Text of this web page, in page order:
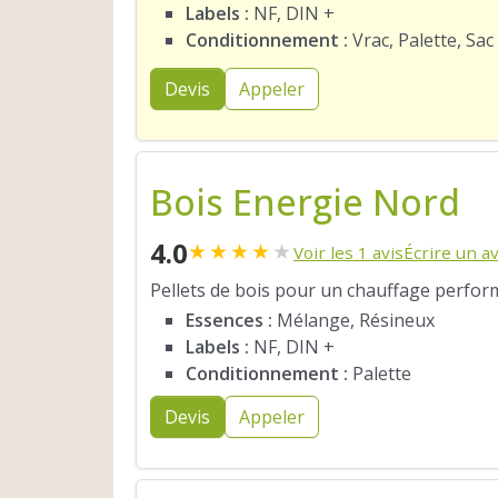
Labels : NF, DIN +
Conditionnement : Vrac, Palette, Sac
Devis
Appeler
Bois Energie Nord
4.0★★★★★ Voir les 1 avisÉcrire un
Pellets de bois pour un chauffage
Essences : Mélange, Résineux
Labels : NF, DIN +
Conditionnement : Palette
Devis
Appeler